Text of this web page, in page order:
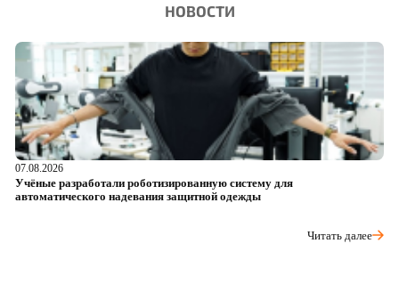
НОВОСТИ
07.08.2026
Учёные разработали роботизированную систему для
автоматического надевания защитной одежды
Читать далее